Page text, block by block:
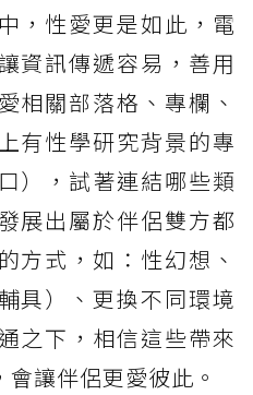
，性愛更是如此，電
資訊傳遞容易，善用
相關部落格、專欄、
有性學研究背景的專
），試著連結哪些類
展出屬於伴侶雙方都
方式，如：性幻想、
具）、更換不同環境
之下，相信這些帶來
讓伴侶更愛彼此。